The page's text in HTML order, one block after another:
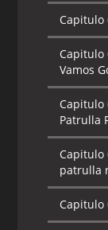
Capitulo
Capitulo
Vamos
Capitulo
Patrulla
Capitulo
patrulla
Capitulo